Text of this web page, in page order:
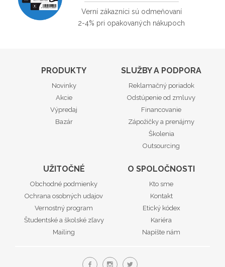
Verní zákazníci sú odmeňovaní
2-4% pri opakovaných nákupoch
PRODUKTY
Novinky
Akcie
Výpredaj
Bazár
SLUŽBY A PODPORA
Reklamačný poriadok
Odstúpenie od zmluvy
Financovanie
Zápožičky a prenájmy
Školenia
Outsourcing
UŽITOČNÉ
Obchodné podmienky
Ochrana osobných udajov
Vernostný program
Študentské a školské zľavy
Mailing
O SPOLOČNOSTI
Kto sme
Kontakt
Etický kódex
Kariéra
Napíšte nám